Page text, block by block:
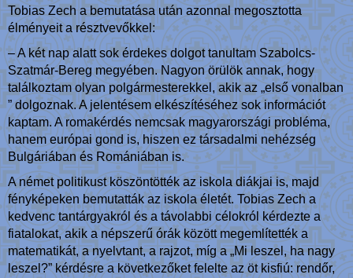
Tobias Zech a bemutatása után azonnal megosztotta
élményeit a résztvevőkkel:
– A két nap alatt sok érdekes dolgot tanultam Szabolcs-
Szatmár-Bereg megyében. Nagyon örülök annak, hogy
találkoztam olyan polgármesterekkel, akik az „első vonalban
” dolgoznak. A jelentésem elkészítéséhez sok információt
kaptam. A romakérdés nemcsak magyarországi probléma,
hanem európai gond is, hiszen ez társadalmi nehézség
Bulgáriában és Romániában is.
A német politikust köszöntötték az iskola diákjai is, majd
fényképeken bemutatták az iskola életét. Tobias Zech a
kedvenc tantárgyakról és a távolabbi célokról kérdezte a
fiatalokat, akik a népszerű órák között megemlítették a
matematikát, a nyelvtant, a rajzot, míg a „Mi leszel, ha nagy
leszel?” kérdésre a következőket felelte az öt kisfiú: rendőr,